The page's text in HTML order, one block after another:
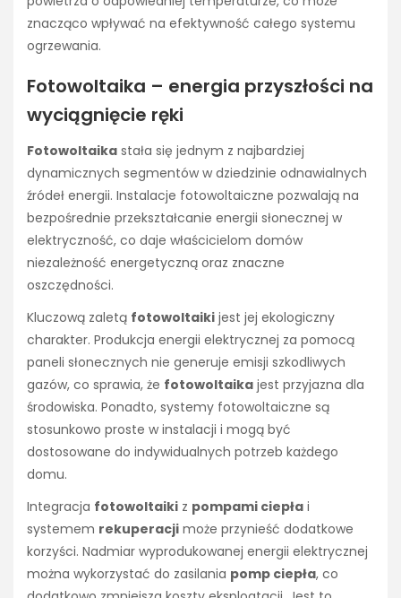
znacząco wpływać na efektywność całego systemu
ogrzewania.
Fotowoltaika – energia przyszłości na
wyciągnięcie ręki
Fotowoltaika stała się jednym z najbardziej
dynamicznych segmentów w dziedzinie odnawialnych
źródeł energii. Instalacje fotowoltaiczne pozwalają na
bezpośrednie przekształcanie energii słonecznej w
elektryczność, co daje właścicielom domów
niezależność energetyczną oraz znaczne
oszczędności.
Kluczową zaletą fotowoltaiki jest jej ekologiczny
charakter. Produkcja energii elektrycznej za pomocą
paneli słonecznych nie generuje emisji szkodliwych
gazów, co sprawia, że fotowoltaika jest przyjazna dla
środowiska. Ponadto, systemy fotowoltaiczne są
stosunkowo proste w instalacji i mogą być
dostosowane do indywidualnych potrzeb każdego
domu.
Integracja fotowoltaiki z pompami ciepła i
systemem rekuperacji może przynieść dodatkowe
korzyści. Nadmiar wyprodukowanej energii elektrycznej
można wykorzystać do zasilania pomp ciepła, co